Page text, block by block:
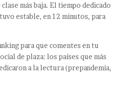
más baja. El tiempo dedicado
estable, en 12 minutos, para
para que comentes en tu
de plaza: los países que más
a la lectura (prepandemia,